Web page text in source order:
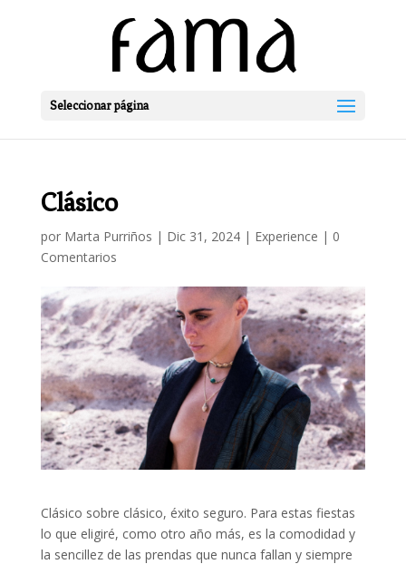
Seleccionar página
Clásico
por Marta Purriños | Dic 31, 2024| Experience | 0
Comentarios
Clásico sobre clásico, éxito seguro. Para estas fiestas
lo que eligiré, como otro año más, es la comodidad y
la sencillez de las prendas que nunca fallan y siempre